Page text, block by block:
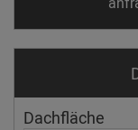
Dachfläche